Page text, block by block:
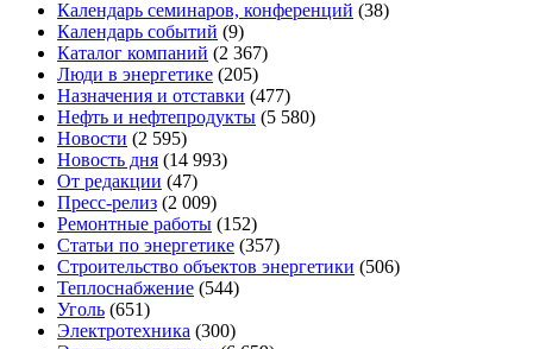
Календарь семинаров, конференций (38)
Календарь событий (9)
Каталог компаний (2 367)
Люди в энергетике (205)
Назначения и отставки (477)
Нефть и нефтепродукты (5 580)
Новости (2 595)
Новость дня (14 993)
От редакции (47)
Пресс-релиз (2 009)
Ремонтные работы (152)
Статьи по энергетике (357)
Строительство объектов энергетики (506)
Теплоснабжение (544)
Уголь (651)
Электротехника (300)